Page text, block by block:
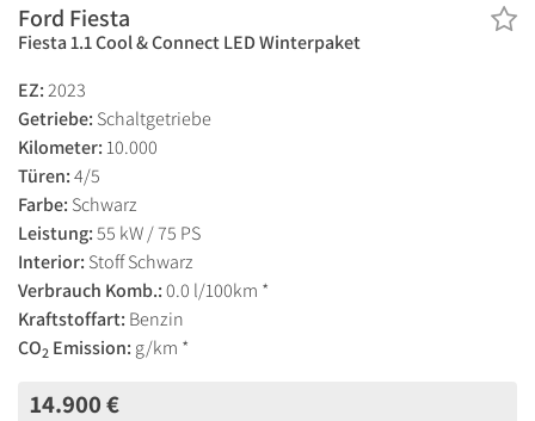
Ford Fiesta
Fiesta 1.1 Cool & Connect LED Winterpaket
EZ:2023
Getriebe: Schaltgetriebe
Kilometer: 10.000
Türen:4/5
Farbe: Schwarz
Leistung:55 kW / 75 PS
Interior: Stoff Schwarz
Verbrauch Komb.:0.0 l/100km *
Kraftstoffart: Benzin
CO2 Emission: g/km *
14.900 €